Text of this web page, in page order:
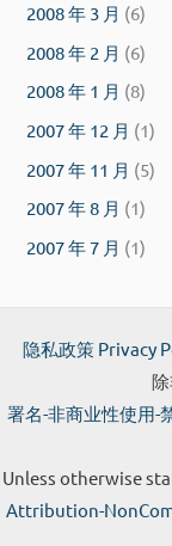
2008 年 3 月 (6)
2008 年 2 月 (6)
2008 年 1 月 (8)
2007 年 12 月 (1)
2007 年 11 月 (5)
2007 年 8 月 (1)
2007 年 7 月 (1)
隐私政策 Privacy
署名-非商业性使用-
Unless otherwise
Attribution-